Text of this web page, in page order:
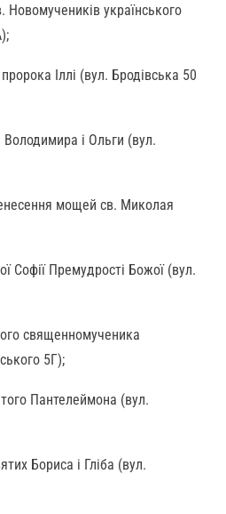
українського
Іллі (вул. Бродівська 50
і Ольги (вул.
мощей св. Миколая
Софії Премудрості Божої (вул.
священномученика
5Г);
Пантелеймона (вул.
Бориса і Гліба (вул.